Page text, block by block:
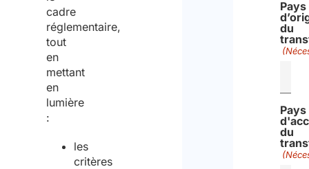
cadre
réglementaire,
tout
en
mettant
en
lumière
:
les
critères
Pays
du
Pays
du